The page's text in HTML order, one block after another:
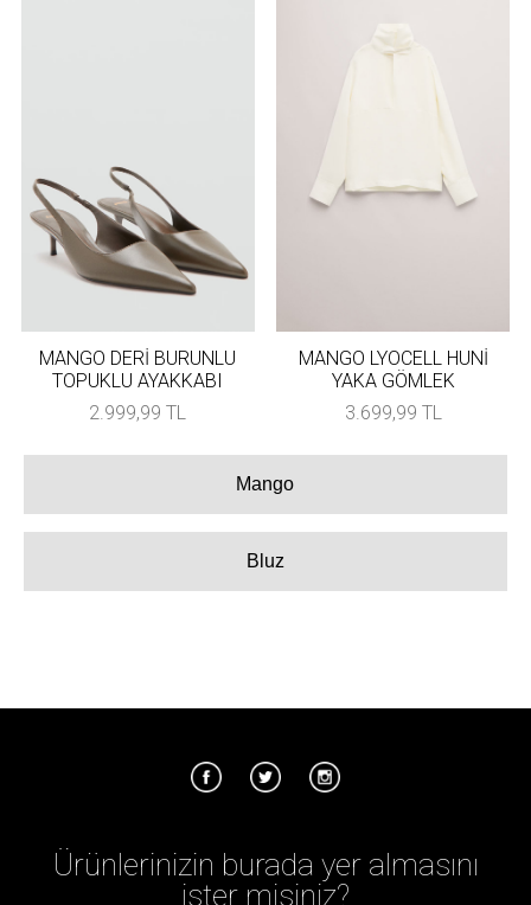
MANGO DERİ BURUNLU
TOPUKLU AYAKKABI
2.999,99 TL
MANGO LYOCELL HUNİ
YAKA GÖMLEK
3.699,99 TL
Mango
Bluz
Ürünlerinizin burada yer almasını
ister misiniz?